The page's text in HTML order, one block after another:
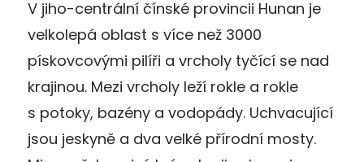
V jiho-centrální čínské provincii Hunan je
velkolepá oblast s více než 3000
pískovcovými pilíři a vrcholy tyčící se nad
krajinou. Mezi vrcholy leží rokle a rokle
s potoky, bazény a vodopády. Uchvacující
jsou jeskyně a dva velké přírodní mosty.